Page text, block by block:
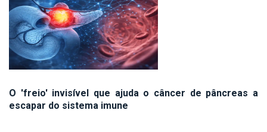
O 'freio' invisível que ajuda o câncer de pâncreas a
escapar do sistema imune